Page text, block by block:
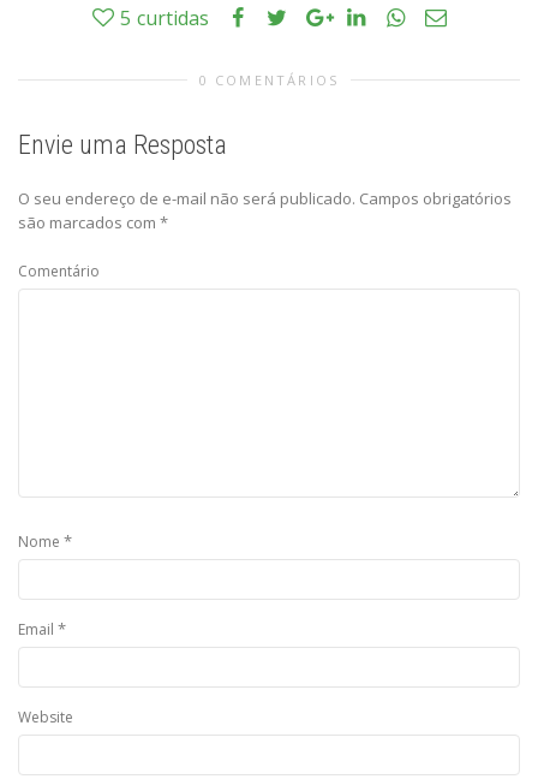
5 curtidas
0 COMENTÁRIOS
Envie uma Resposta
O seu endereço de e-mail não será publicado. Campos obrigatórios
são marcados com *
Comentário
Nome *
Email *
Website